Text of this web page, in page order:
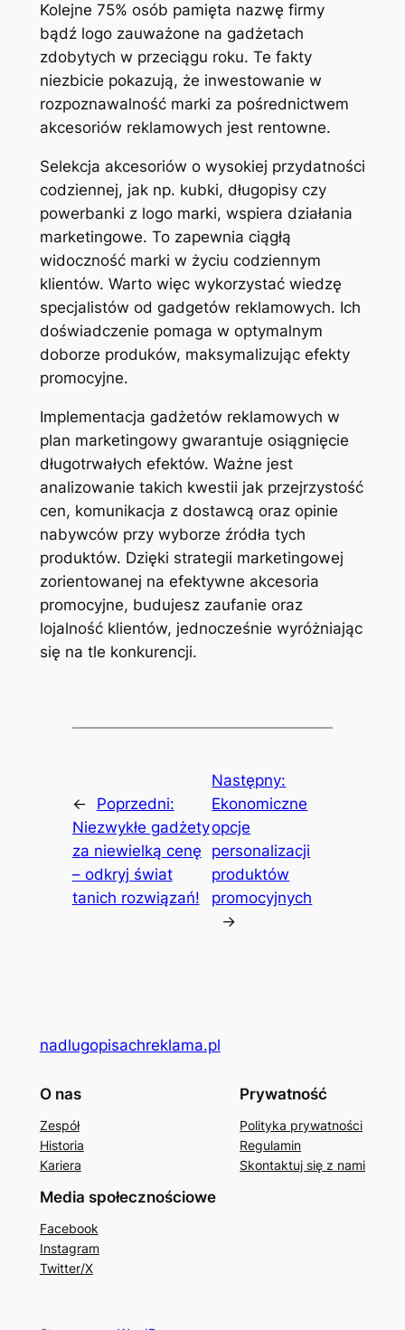
Kolejne 75% osób pamięta nazwę firmy
bądź logo zauważone na gadżetach
zdobytych w przeciągu roku. Te fakty
niezbicie pokazują, że inwestowanie w
rozpoznawalność marki za pośrednictwem
akcesoriów reklamowych jest rentowne.
Selekcja akcesoriów o wysokiej przydatności
codziennej, jak np. kubki, długopisy czy
powerbanki z logo marki, wspiera działania
marketingowe. To zapewnia ciągłą
widoczność marki w życiu codziennym
klientów. Warto więc wykorzystać wiedzę
specjalistów od gadgetów reklamowych. Ich
doświadczenie pomaga w optymalnym
doborze produków, maksymalizując efekty
promocyjne.
Implementacja gadżetów reklamowych w
plan marketingowy gwarantuje osiągnięcie
długotrwałych efektów. Ważne jest
analizowanie takich kwestii jak przejrzystość
cen, komunikacja z dostawcą oraz opinie
nabywców przy wyborze źródła tych
produktów. Dzięki strategii marketingowej
zorientowanej na efektywne akcesoria
promocyjne, budujesz zaufanie oraz
lojalność klientów, jednocześnie wyróżniając
się na tle konkurencji.
←
Poprzedni:
Niezwykłe gadżety
za niewielką cenę
– odkryj świat
tanich rozwiązań!
Następny:
Ekonomiczne
opcje
personalizacji
produktów
promocyjnych
→
nadlugopisachreklama.pl
O nas
Zespół
Historia
Kariera
Prywatność
Polityka prywatności
Regulamin
Skontaktuj się z nami
Media społecznościowe
Facebook
Instagram
Twitter/X